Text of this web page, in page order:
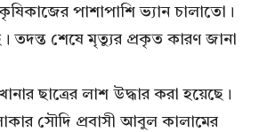
পাশাপাশি ভ্যান চালাতো।
তদন্ত শেষে মৃত্যুর প্রকৃত কারণ জানা
ছাত্রের লাশ উদ্ধার করা হয়েছে।
সৌদি প্রবাসী আবুল কালামের